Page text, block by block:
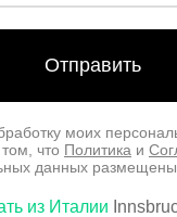
моих
что Политика и
данных
из Италии